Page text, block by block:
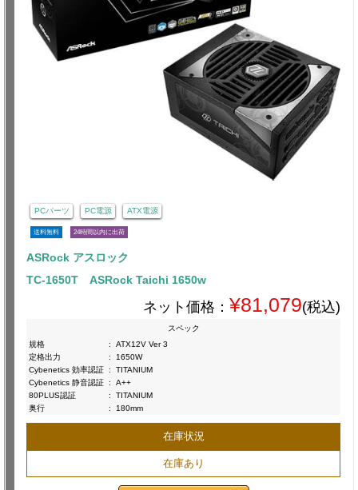
PCパーツ PC電源 ATX電源
送料無料 24時間以内に出荷
ASRock アスロック
TC-1650T ASRock Taichi 1650w
ネット価格： ¥81,079(税込)
スペック
規格
:
ATX12V Ver 3
定格出力
:
1650W
Cybenetics 効率認証 :
TITANIUM
Cybenetics 静音認証 :
A++
80PLUS認証
:
TITANIUM
奥行
: 180mm
在庫状況
在庫あり